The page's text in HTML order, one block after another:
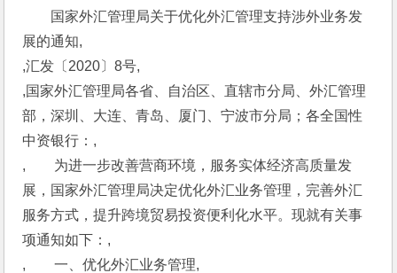
国家外汇管理局关于优化外汇管理支持涉外业务发
展的通知,
,汇发〔2020〕8号,
,国家外汇管理局各省、自治区、直辖市分局、外汇管理
部，深圳、大连、青岛、厦门、宁波市分局；各全国性
中资银行：,
,　　为进一步改善营商环境，服务实体经济高质量发
展，国家外汇管理局决定优化外汇业务管理，完善外汇
服务方式，提升跨境贸易投资便利化水平。现就有关事
项通知如下：,
,　　一、优化外汇业务管理,